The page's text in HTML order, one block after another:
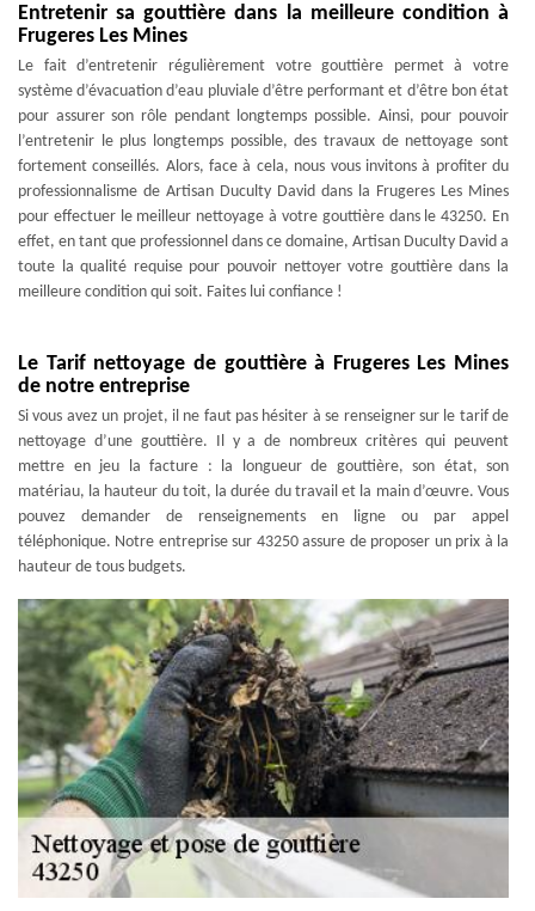
Entretenir sa gouttière dans la meilleure condition à
Frugeres Les Mines
Le fait d’entretenir régulièrement votre gouttière permet à votre
système d’évacuation d’eau pluviale d’être performant et d’être bon état
pour assurer son rôle pendant longtemps possible. Ainsi, pour pouvoir
l’entretenir le plus longtemps possible, des travaux de nettoyage sont
fortement conseillés. Alors, face à cela, nous vous invitons à profiter du
professionnalisme de Artisan Duculty David dans la Frugeres Les Mines
pour effectuer le meilleur nettoyage à votre gouttière dans le 43250. En
effet, en tant que professionnel dans ce domaine, Artisan Duculty David a
toute la qualité requise pour pouvoir nettoyer votre gouttière dans la
meilleure condition qui soit. Faites lui confiance !
Le Tarif nettoyage de gouttière à Frugeres Les Mines
de notre entreprise
Si vous avez un projet, il ne faut pas hésiter à se renseigner sur le tarif de
nettoyage d’une gouttière. Il y a de nombreux critères qui peuvent
mettre en jeu la facture : la longueur de gouttière, son état, son
matériau, la hauteur du toit, la durée du travail et la main d’œuvre. Vous
pouvez demander de renseignements en ligne ou par appel
téléphonique. Notre entreprise sur 43250 assure de proposer un prix à la
hauteur de tous budgets.